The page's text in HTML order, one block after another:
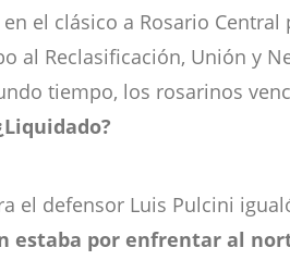
el clásico a Rosario
Reclasificación, Unión y
tiempo, los rosarinos
el defensor Luis Pulcini
estaba por enfrentar al